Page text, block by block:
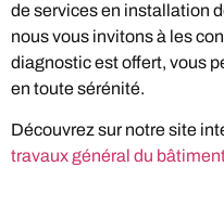
de services en installation
nous vous invitons à les
diagnostic est offert, vous
en toute sérénité.
Découvrez sur notre site
travaux général du